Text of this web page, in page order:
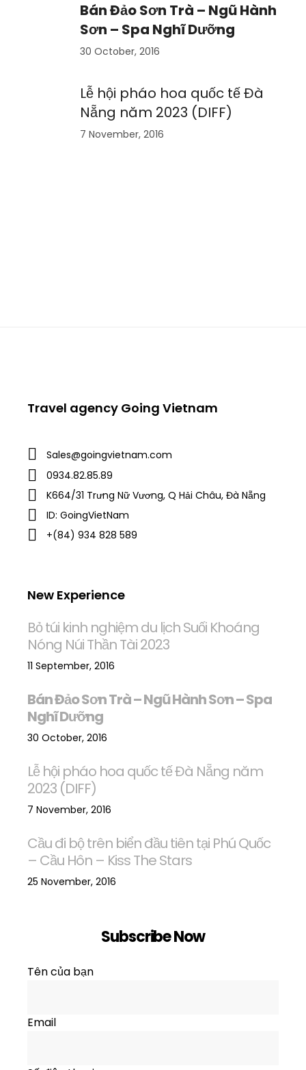
Bán Đảo Sơn Trà – Ngũ Hành
Sơn – Spa Nghĩ Dưỡng
30 October, 2016
Lễ hội pháo hoa quốc tế Đà
Nẵng năm 2023 (DIFF)
7 November, 2016
Travel agency Going Vietnam
Sales@goingvietnam.com
0934.82.85.89
K664/31 Trưng Nữ Vương, Q Hải Châu, Đà Nẵng
ID: GoingVietNam
+(84) 934 828 589
New Experience
Bỏ túi kinh nghiệm du lịch Suối Khoáng
Nóng Núi Thần Tài 2023
11 September, 2016
Bán Đảo Sơn Trà – Ngũ Hành Sơn – Spa
Nghĩ Dưỡng
30 October, 2016
Lễ hội pháo hoa quốc tế Đà Nẵng năm
2023 (DIFF)
7 November, 2016
Cầu đi bộ trên biển đầu tiên tại Phú Quốc
– Cầu Hôn – Kiss The Stars
25 November, 2016
Subscribe Now
Tên của bạn
Email